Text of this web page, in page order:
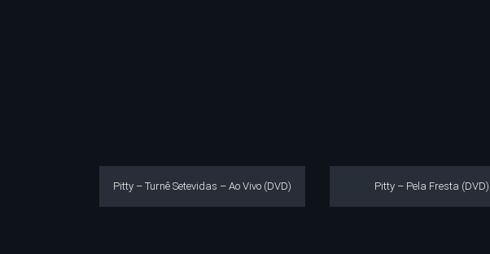
Pitty – Turnê Setevidas – Ao Vivo (DVD) Pitty – Pela Fresta (DVD)